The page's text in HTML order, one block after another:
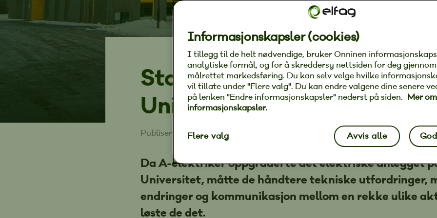
Stort elektroprosjekt på
Universitet med A-elektriker
Publisert 31. januar 2026
Da A-elektriker oppgraderte det elektriske anlegget
Universitet, måtte de håndtere tekniske utfordringer,
endringer og kommunikasjon mellom en rekke ulike
løste de det.
Informasjonskapsler (cookies)
I tillegg til de helt nødvendige, bruker Onninen
analytiske formål, og for å skreddersy nettsiden for deg gjennom
målrettet markedsføring. Du kan selv velge hvilke
vil tillate under "Flere valg". Du kan endre valgene dine senere
på lenken "Endre informasjonskapsler" nederst på siden. Mer om
informasjonskapsler.
Flere valg Avvis alle